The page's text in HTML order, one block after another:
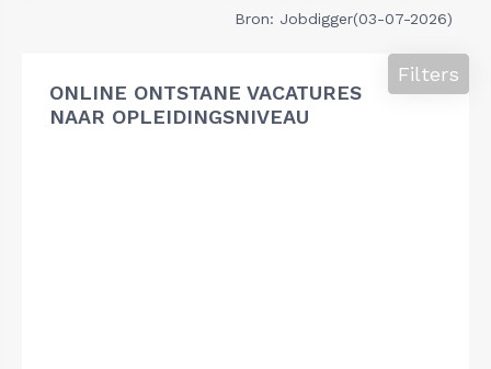
Bron: Jobdigger(03-07-2026)
ONLINE ONTSTANE VACATURES
NAAR OPLEIDINGSNIVEAU
Filters